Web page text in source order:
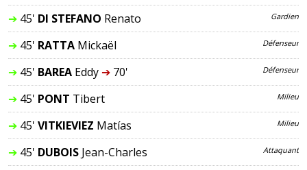
➔45' DI STEFANO Renato Gardien
➔45' RATTA Mickaël Défenseur
➔45' BAREA Eddy ➔70' Défenseur
➔45' PONT Tibert Milieu
➔45' VITKIEVIEZ Matías Milieu
➔45' DUBOIS Jean-Charles Attaquant